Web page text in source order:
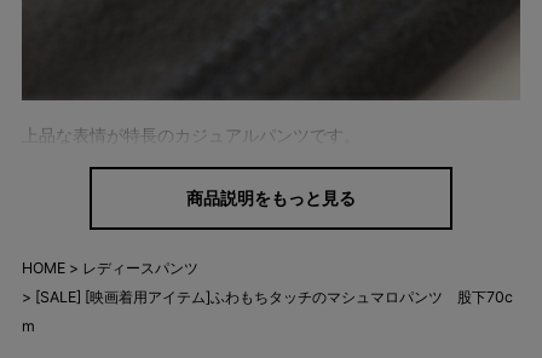
上品な表情が特長のカジュアルパンツです。
着ぶくれしにくいなめらか裏起毛で、美脚シルエットをメイク！
冬の朝パンツをはいた瞬間の「ヒヤッと感」がなく、ノンストレ
スに穿いていただけます。
ふかふかのやわらかい裏起毛で真冬の寒い日もあったか快適。
商品説明をもっと見る
HOME
レディースパンツ
[SALE] [映画着用アイテム]ふわもちタッチのマシュマロパンツ 股下70c
m